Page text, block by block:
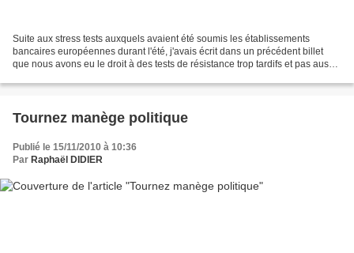
Suite aux stress tests auxquels avaient été soumis les établissements
bancaires européennes durant l'été, j'avais écrit dans un précédent billet
que nous avons eu le droit à des tests de résistance trop tardifs et pas aussi
Tournez manège politique
Publié le 15/11/2010 à 10:36
Par Raphaël DIDIER